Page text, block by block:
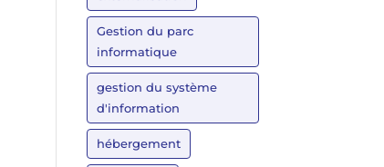
Gestion du parc
informatique
gestion du système
d'information
hébergement